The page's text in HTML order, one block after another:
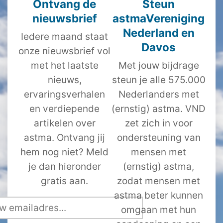
Ontvang de
nieuwsbrief
Iedere maand staat
onze nieuwsbrief vol
met het laatste
nieuws,
ervaringsverhalen
en verdiepende
artikelen over
astma. Ontvang jij
hem nog niet? Meld
je dan hieronder
gratis aan.
Steun
astmaVereniging
Nederland en
Davos
Met jouw bijdrage
steun je alle 575.000
Nederlanders met
(ernstig) astma. VND
zet zich in voor
ondersteuning van
mensen met
(ernstig) astma,
zodat mensen met
astma beter kunnen
omgaan met hun